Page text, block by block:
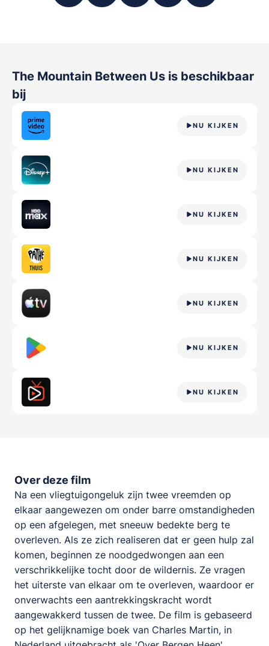
The Mountain Between Us is beschikbaar
bij
NU KIJKEN
NU KIJKEN
NU KIJKEN
NU KIJKEN
NU KIJKEN
NU KIJKEN
NU KIJKEN
Over deze film
Na een vliegtuigongeluk zijn twee vreemden op
elkaar aangewezen om onder barre omstandigheden
op een afgelegen, met sneeuw bedekte berg te
overleven. Als ze zich realiseren dat er geen hulp zal
komen, beginnen ze noodgedwongen aan een
verschrikkelijke tocht door de wildernis. Ze vragen
het uiterste van elkaar om te overleven, waardoor er
onverwachts een aantrekkingskracht wordt
aangewakkerd tussen de twee. De film is gebaseerd
op het gelijknamige boek van Charles Martin, in